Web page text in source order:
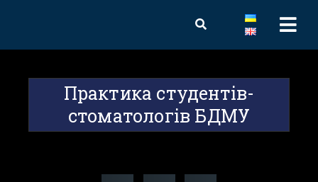
Практика студентів-
стоматологів БДМУ